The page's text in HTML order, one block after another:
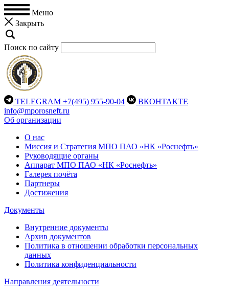
Меню
Закрыть
Поиск по сайту
TELEGRAM +7(495) 955-90-04
ВКОНТАКТЕ
info@mporosneft.ru
Об организации
О нас
Миссия и Стратегия МПО ПАО «НК «Роснефть»
Руководящие органы
Аппарат МПО ПАО «НК «Роснефть»
Галерея почёта
Партнеры
Достижения
Документы
Внутренние документы
Архив документов
Политика в отношении обработки персональных
данных
Политика конфиденциальности
Направления деятельности